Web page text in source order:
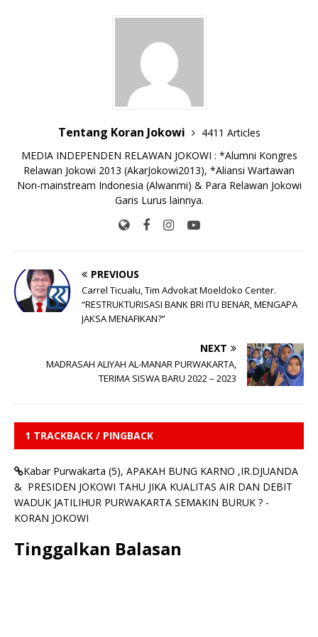
A Li
n
o
Tentang Koran Jokowi
4411 Articles
MEDIA INDEPENDEN RELAWAN JOKOWI : *Alumni Kongres
Relawan Jokowi 2013 (AkarJokowi2013), *Aliansi Wartawan
Non-mainstream Indonesia (Alwanmi) & Para Relawan Jokowi
Garis Lurus lainnya.
PREVIOUS
Carrel Ticualu, Tim Advokat Moeldoko Center.
“RESTRUKTURISASI BANK BRI ITU BENAR, MENGAPA
JAKSA MENAFIKAN?”
NEXT
MADRASAH ALIYAH AL-MANAR PURWAKARTA,
TERIMA SISWA BARU 2022 – 2023
1 TRACKBACK / PINGBACK
Kabar Purwakarta (5), APAKAH BUNG KARNO ,IR.DJUANDA
& PRESIDEN JOKOWI TAHU JIKA KUALITAS AIR DAN DEBIT
WADUK JATILIHUR PURWAKARTA SEMAKIN BURUK ? -
KORAN JOKOWI
Tinggalkan Balasan